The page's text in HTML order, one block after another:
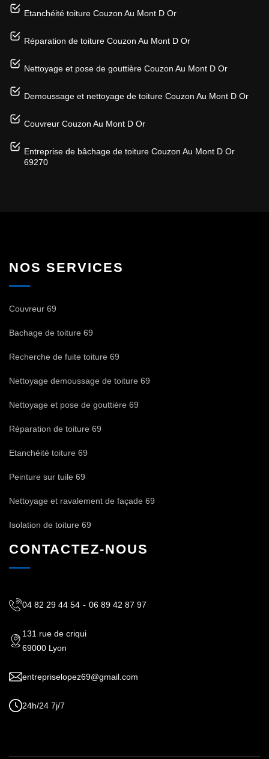
Etanchéité toiture Couzon Au Mont D Or
Réparation de toiture Couzon Au Mont D Or
Nettoyage et pose de gouttière Couzon Au Mont D Or
Demoussage et nettoyage de toiture Couzon Au Mont D Or
Couvreur Couzon Au Mont D Or
Entreprise de bâchage de toiture Couzon Au Mont D Or
69270
NOS SERVICES
Couvreur 69
Bachage de toiture 69
Recherche de fuite toiture 69
Nettoyage demoussage de toiture 69
Nettoyage et pose de gouttière 69
Réparation de toiture 69
Etanchéité toiture 69
Peinture sur tuile 69
Nettoyage et ravalement de façade 69
Isolation de toiture 69
CONTACTEZ-NOUS
04 82 29 44 54 - 06 89 42 87 97
131 rue de criqui
69000 Lyon
entrepriselopez69@gmail.com
24h/24 7j/7